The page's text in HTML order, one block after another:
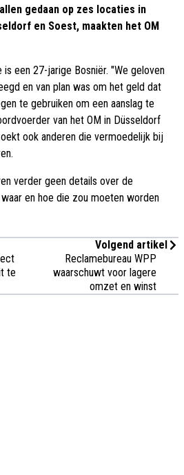
gedaan op zes locaties in
en Soest, maakten het OM
een 27-jarige Bosniër. "We geloven
en van plan was om het geld dat
te gebruiken om een aanslag te
van het OM in Düsseldorf
ook anderen die vermoedelijk bij
verder geen details over de
en hoe die zou moeten worden
te
Volgend artikel
Reclamebureau WPP
waarschuwt voor lagere
omzet en winst